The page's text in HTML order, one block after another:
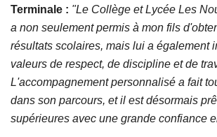
Terminale : "Le Collège et Lycée Les
a non seulement permis à mon fils
résultats scolaires, mais lui a également
valeurs de respect, de discipline et de
L'accompagnement personnalisé a fait
dans son parcours, et il est désormais
supérieures avec une grande confiance